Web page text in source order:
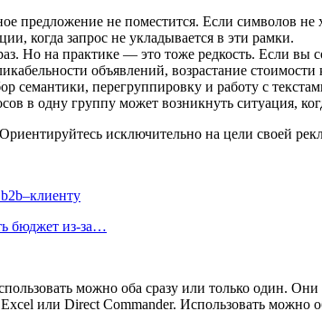
предложение не поместится. Если символов
когда запрос не укладывается в эти рамки.
Но на практике — это тоже редкость. Если вы
объявлений, возрастание стоимости
семантики, перегруппировку и работу с
в одну группу может возникнуть ситуация,
исключительно на цели своей
бюджет из-за…
можно оба сразу или только один.
или Direct Commander. Использовать можно